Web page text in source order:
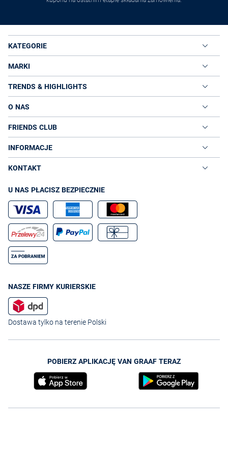
KATEGORIE
MARKI
TRENDS & HIGHLIGHTS
O NAS
FRIENDS CLUB
INFORMACJE
KONTAKT
U NAS PŁACISZ BEZPIECZNIE
NASZE FIRMY KURIERSKIE
Dostawa tylko na terenie Polski
POBIERZ APLIKACJĘ VAN GRAAF TERAZ